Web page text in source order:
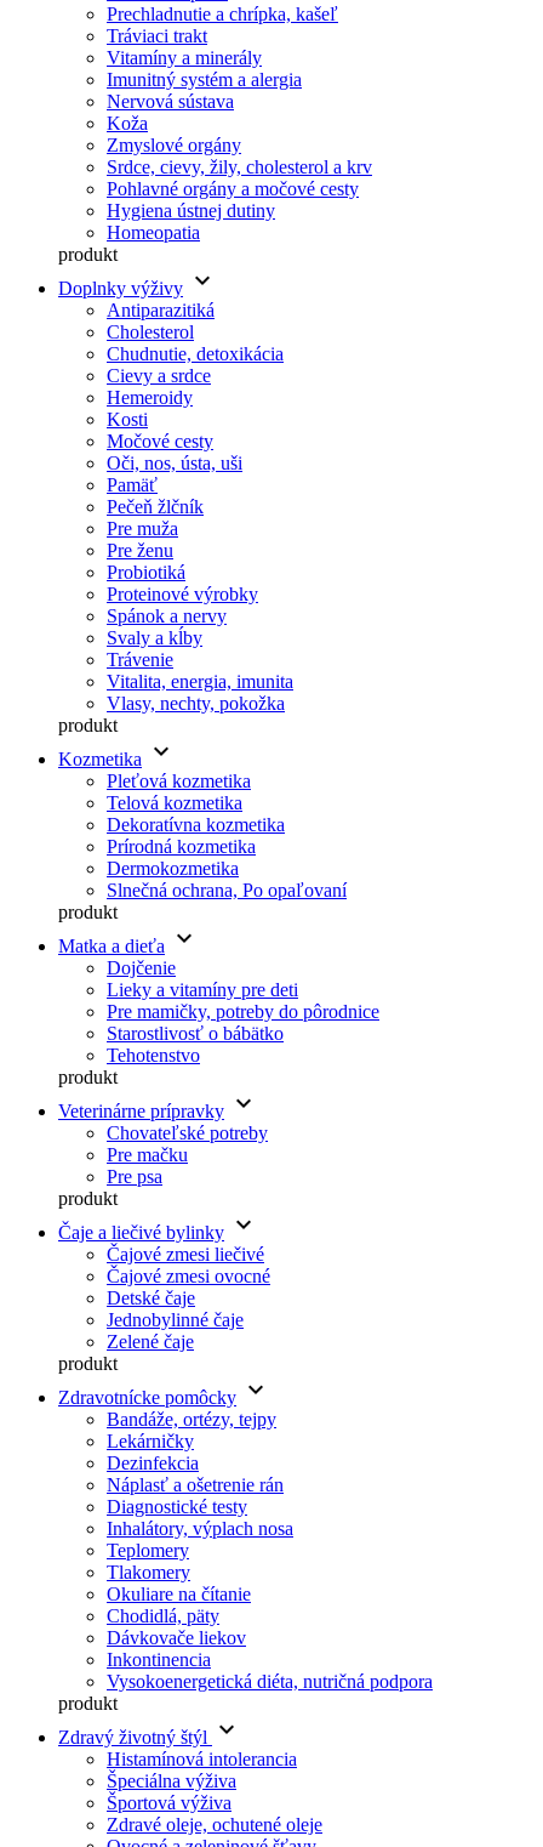
Prechladnutie a chrípka, kašeľ
Tráviaci trakt
Vitamíny a minerály
Imunitný systém a alergia
Nervová sústava
Koža
Zmyslové orgány
Srdce, cievy, žily, cholesterol a krv
Pohlavné orgány a močové cesty
Hygiena ústnej dutiny
Homeopatia
produkt
Doplnky výživy keyboard_arrow_down
Antiparazitiká
Cholesterol
Chudnutie, detoxikácia
Cievy a srdce
Hemeroidy
Kosti
Močové cesty
Oči, nos, ústa, uši
Pamäť
Pečeň žlčník
Pre muža
Pre ženu
Probiotiká
Proteinové výrobky
Spánok a nervy
Svaly a kĺby
Trávenie
Vitalita, energia, imunita
Vlasy, nechty, pokožka
produkt
Kozmetika
keyboard_arrow_down
Pleťová kozmetika
Telová kozmetika
Dekoratívna kozmetika
Prírodná kozmetika
Dermokozmetika
Slnečná ochrana, Po opaľovaní
produkt
Matka a dieťa
keyboard_arrow_down
Dojčenie
Lieky a vitamíny pre deti
Pre mamičky, potreby do pôrodnice
Starostlivosť o bábätko
Tehotenstvo
produkt
Veterinárne prípravky keyboard_arrow_down
Chovateľské potreby
Pre mačku
Pre psa
produkt
Čaje a liečivé bylinky keyboard_arrow_down
Čajové zmesi liečivé
Čajové zmesi ovocné
Detské čaje
Jednobylinné čaje
Zelené čaje
produkt
Zdravotnícke pomôcky keyboard_arrow_down
Bandáže, ortézy, tejpy
Lekárničky
Dezinfekcia
Náplasť a ošetrenie rán
Diagnostické testy
Inhalátory, výplach nosa
Teplomery
Tlakomery
Okuliare na čítanie
Chodidlá, päty
Dávkovače liekov
Inkontinencia
Vysokoenergetická diéta, nutričná podpora
produkt
Zdravý životný štýl
keyboard_arrow_down
Histamínová intolerancia
Špeciálna výživa
Športová výživa
Zdravé oleje, ochutené oleje